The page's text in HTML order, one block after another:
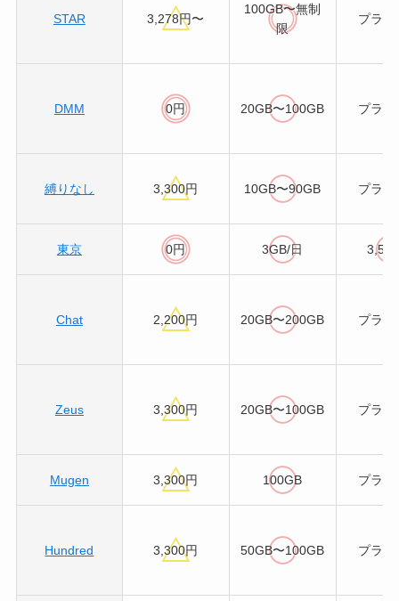
STAR 3,278円〜
100GB〜無制
限
プラン
DMM 0円 20GB〜100GB プラン
縛りなし 3,300円 10GB〜90GB プラン
東京 0円 3GB/日
Chat 2,200円 20GB〜200GB プラン
Zeus 3,300円 20GB〜100GB プラン
Mugen 3,300円 100GB プラン
Hundred 3,300円 50GB〜100GB プラン